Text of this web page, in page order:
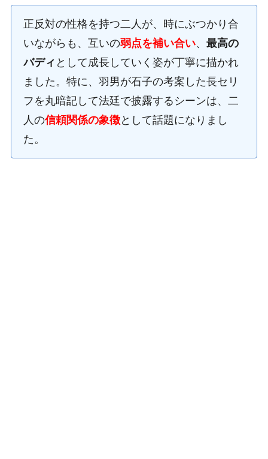
正反対の性格を持つ二人が、時にぶつかり合
いながらも、互いの弱点を補い合い、 最高の
バディ として成長していく姿が丁寧に描かれ
ました。特に、羽男が石子の考案した長セリ
フを丸暗記して法廷で披露するシーンは、二
人の信頼関係の象徴として話題になりまし
た。